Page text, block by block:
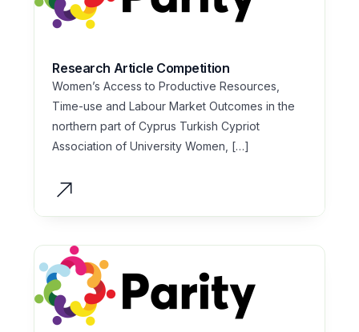
Research Article Competition
Women’s Access to Productive Resources,
Time-use and Labour Market Outcomes in the
northern part of Cyprus Turkish Cypriot
Association of University Women, […]